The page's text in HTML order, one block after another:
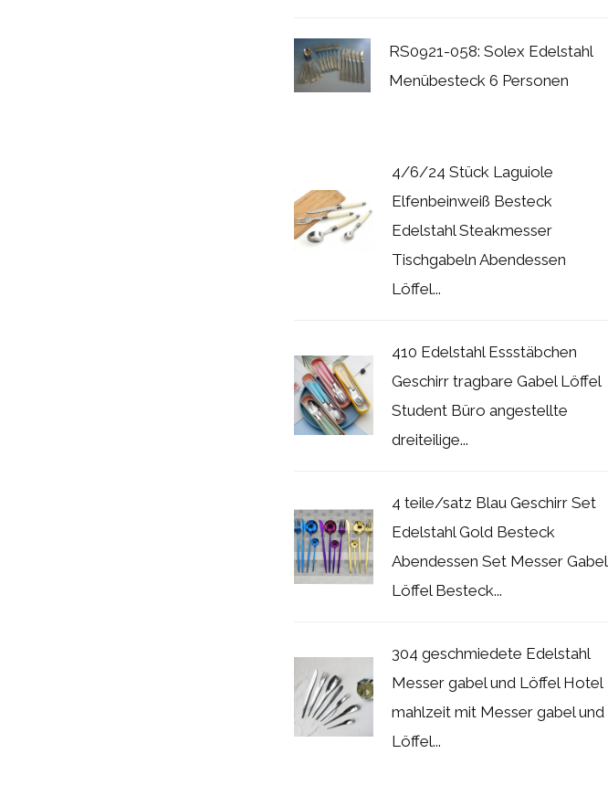
RS0921-058: Solex Edelstahl
Menübesteck 6 Personen
4/6/24 Stück Laguiole
Elfenbeinweiß Besteck
Edelstahl Steakmesser
Tischgabeln Abendessen
Löffel...
410 Edelstahl Essstäbchen
Geschirr tragbare Gabel Löffel
Student Büro angestellte
dreiteilige...
4 teile/satz Blau Geschirr Set
Edelstahl Gold Besteck
Abendessen Set Messer Gabel
Löffel Besteck...
304 geschmiedete Edelstahl
Messer gabel und Löffel Hotel
mahlzeit mit Messer gabel und
Löffel...